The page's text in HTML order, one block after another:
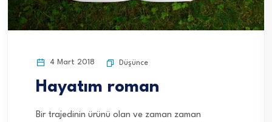
4 Mart 2018 Düşünce
Hayatım roman
Bir trajedinin ürünü olan ve zaman zaman